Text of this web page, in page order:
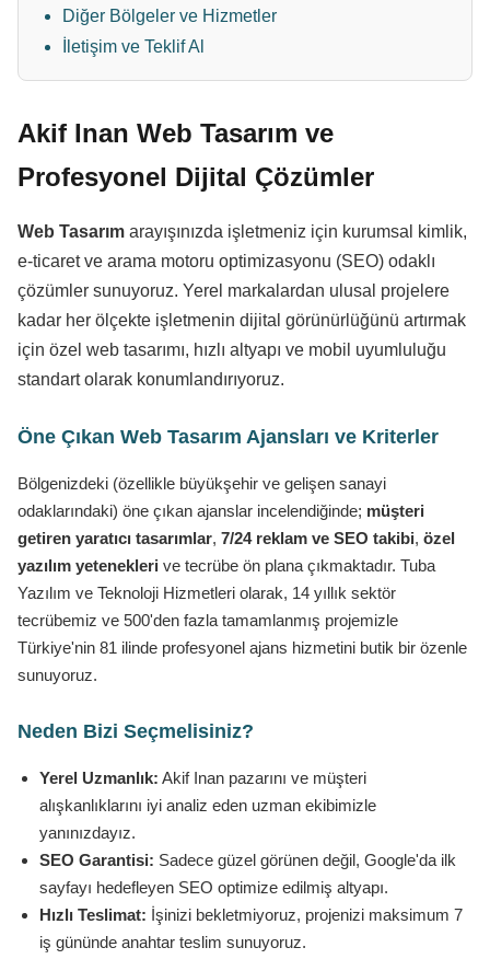
Diğer Bölgeler ve Hizmetler
İletişim ve Teklif Al
Akif Inan Web Tasarım ve
Profesyonel Dijital Çözümler
Web Tasarım arayışınızda işletmeniz için kurumsal kimlik,
e-ticaret ve arama motoru optimizasyonu (SEO) odaklı
çözümler sunuyoruz. Yerel markalardan ulusal projelere
kadar her ölçekte işletmenin dijital görünürlüğünü artırmak
için özel web tasarımı, hızlı altyapı ve mobil uyumluluğu
standart olarak konumlandırıyoruz.
Öne Çıkan Web Tasarım Ajansları ve Kriterler
Bölgenizdeki (özellikle büyükşehir ve gelişen sanayi
odaklarındaki) öne çıkan ajanslar incelendiğinde; müşteri
getiren yaratıcı tasarımlar, 7/24 reklam ve SEO takibi, özel
yazılım yetenekleri ve tecrübe ön plana çıkmaktadır. Tuba
Yazılım ve Teknoloji Hizmetleri olarak, 14 yıllık sektör
tecrübemiz ve 500'den fazla tamamlanmış projemizle
Türkiye'nin 81 ilinde profesyonel ajans hizmetini butik bir özenle
sunuyoruz.
Neden Bizi Seçmelisiniz?
Yerel Uzmanlık: Akif Inan pazarını ve müşteri
alışkanlıklarını iyi analiz eden uzman ekibimizle
yanınızdayız.
SEO Garantisi: Sadece güzel görünen değil, Google'da ilk
sayfayı hedefleyen SEO optimize edilmiş altyapı.
Hızlı Teslimat: İşinizi bekletmiyoruz, projenizi maksimum 7
iş gününde anahtar teslim sunuyoruz.